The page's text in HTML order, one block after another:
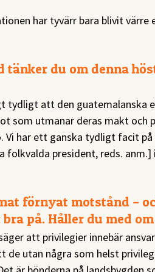
har tyvärr bara blivit
du om denna
tydligt att den
som utmanar deras makt och
har ett ganska tydligt facit på
folkvalda president, reds.
förnyat motstånd –
på. Håller du med
att privilegier innebär
de utan några som helst